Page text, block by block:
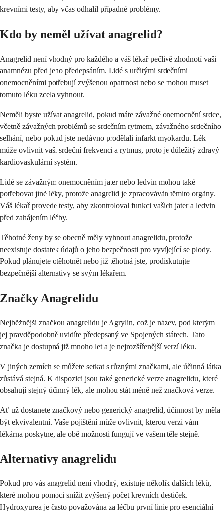
krevními testy, aby včas odhalil případné problémy.
Kdo by neměl užívat anagrelid?
Anagrelid není vhodný pro každého a váš lékař pečlivě zhodnotí vaši
anamnézu před jeho předepsáním. Lidé s určitými srdečními
onemocněními potřebují zvýšenou opatrnost nebo se mohou muset
tomuto léku zcela vyhnout.
Neměli byste užívat anagrelid, pokud máte závažné onemocnění srdce,
včetně závažných problémů se srdečním rytmem, závažného srdečního
selhání, nebo pokud jste nedávno prodělali infarkt myokardu. Lék
může ovlivnit vaši srdeční frekvenci a rytmus, proto je důležitý zdravý
kardiovaskulární systém.
Lidé se závažným onemocněním jater nebo ledvin mohou také
potřebovat jiné léky, protože anagrelid je zpracováván těmito orgány.
Váš lékař provede testy, aby zkontroloval funkci vašich jater a ledvin
před zahájením léčby.
Těhotné ženy by se obecně měly vyhnout anagrelidu, protože
neexistuje dostatek údajů o jeho bezpečnosti pro vyvíjející se plody.
Pokud plánujete otěhotnět nebo již těhotná jste, prodiskutujte
bezpečnější alternativy se svým lékařem.
Značky Anagrelidu
Nejběžnější značkou anagrelidu je Agrylin, což je název, pod kterým
jej pravděpodobně uvidíte předepsaný ve Spojených státech. Tato
značka je dostupná již mnoho let a je nejrozšířenější verzí léku.
V jiných zemích se můžete setkat s různými značkami, ale účinná látka
zůstává stejná. K dispozici jsou také generické verze anagrelidu, které
obsahují stejný účinný lék, ale mohou stát méně než značková verze.
Ať už dostanete značkový nebo generický anagrelid, účinnost by měla
být ekvivalentní. Vaše pojištění může ovlivnit, kterou verzi vám
lékárna poskytne, ale obě možnosti fungují ve vašem těle stejně.
Alternativy anagrelidu
Pokud pro vás anagrelid není vhodný, existuje několik dalších léků,
které mohou pomoci snížit zvýšený počet krevních destiček.
Hydroxyurea je často považována za léčbu první linie pro esenciální